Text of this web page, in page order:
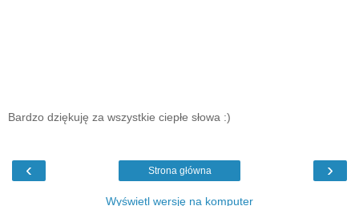
Bardzo dziękuję za wszystkie ciepłe słowa :)
‹ ›
Strona główna
Wyświetl wersję na komputer